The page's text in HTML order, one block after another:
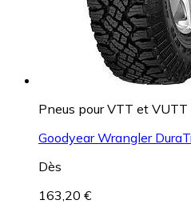
Pneus pour VTT et VUTT
Goodyear Wrangler
Dès
163,20 €